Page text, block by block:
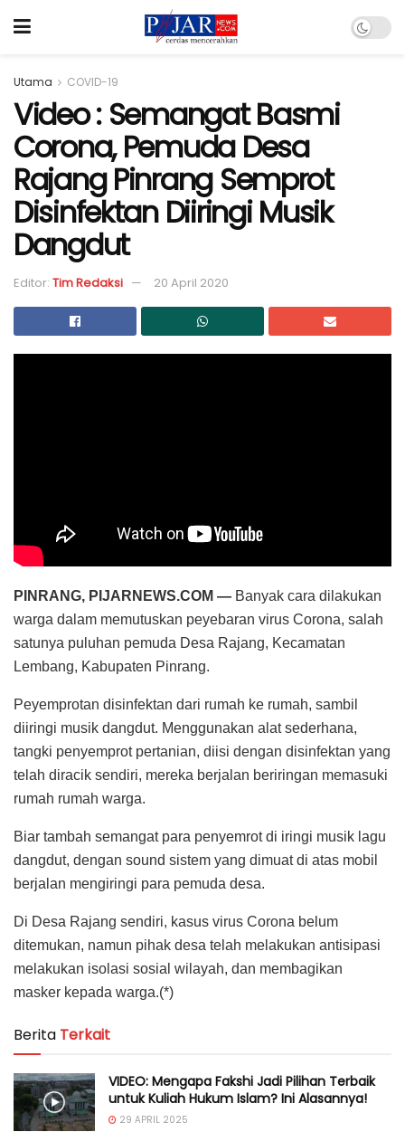
Utama COVID-19
Video : Semangat Basmi
Corona, Pemuda Desa
Rajang Pinrang Semprot
Disinfektan Diiringi Musik
Dangdut
Editor: Tim Redaksi 20 April 2020
PINRANG, PIJARNEWS.COM — Banyak cara dilakukan
warga dalam memutuskan peyebaran virus Corona, salah
satunya puluhan pemuda Desa Rajang, Kecamatan
Lembang, Kabupaten Pinrang.
Peyemprotan disinfektan dari rumah ke rumah, sambil
diiringi musik dangdut. Menggunakan alat sederhana,
tangki penyemprot pertanian, diisi dengan disinfektan yang
telah diracik sendiri, mereka berjalan beriringan memasuki
rumah rumah warga.
Biar tambah semangat para penyemrot di iringi musik lagu
dangdut, dengan sound sistem yang dimuat di atas mobil
berjalan mengiringi para pemuda desa.
Di Desa Rajang sendiri, kasus virus Corona belum
ditemukan, namun pihak desa telah melakukan antisipasi
melakukan isolasi sosial wilayah, dan membagikan
masker kepada warga.(*)
Berita Terkait
VIDEO: Mengapa Fakshi Jadi Pilihan Terbaik
untuk Kuliah Hukum Islam? Ini Alasannya!
29 APRIL 2025